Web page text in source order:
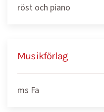
röst och piano
Musikförlag
ms Fa